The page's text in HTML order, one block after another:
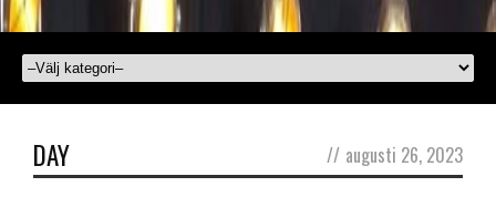
DAY // augusti 26, 2023